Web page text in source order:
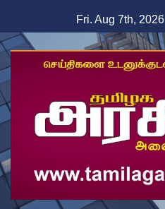
to
content
Fri. Aug 7th, 2026